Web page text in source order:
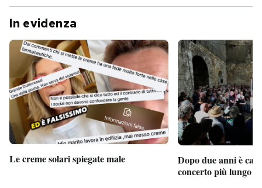
In evidenza
Le creme solari spiegate male
Dopo due anni è
concerto più lungo